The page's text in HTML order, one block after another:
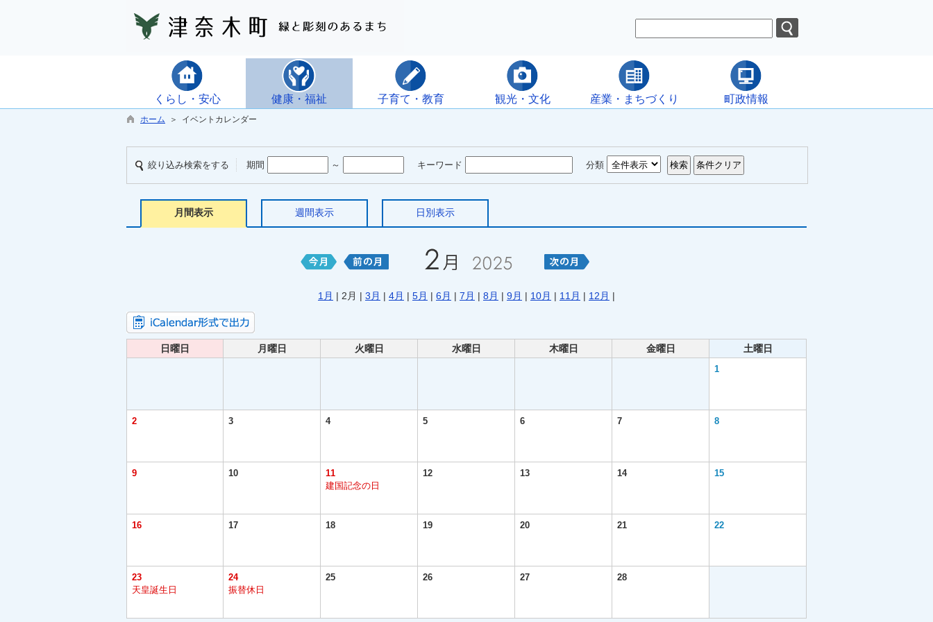
くらし・安心 健康・福祉 子育て・教育 観光・文化 産業・まちづくり 町政情報
ホーム ＞ イベントカレンダー
絞り込み検索をする 期間 ～ キーワード 分類
月間表示 週間表示 日別表示
1月 | 2月 | 3月 | 4月 | 5月 | 6月 | 7月 | 8月 | 9月 | 10月 | 11月 | 12月 |
日曜日 月曜日 火曜日 水曜日 木曜日 金曜日 土曜日
1
2 3 4 5 6 7 8
9 10
11
建国記念の日
12 13 14 15
16 17 18 19 20 21 22
23
天皇誕生日
24
振替休日
25 26 27 28